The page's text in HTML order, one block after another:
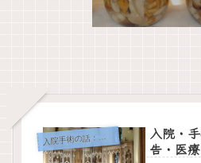
入 院手術の話：顎下腺腫瘍
入院・
告・医